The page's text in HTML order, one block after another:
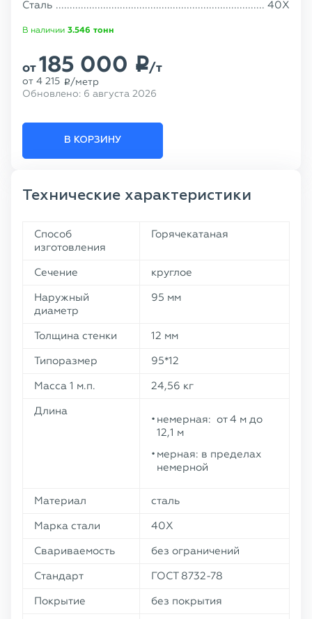
Сталь
40Х
В наличии 3.546 тонн
от185 000 p/т
от 4 215 p /метр
Обновлено: 6 августа 2026
В КОРЗИНУ
Технические характеристики
Способ
изготовления
Горячекатаная
Сечение
круглое
Наружный
диаметр
95 мм
Толщина стенки
12 мм
Типоразмер
95*12
Масса 1 м.п.
24,56 кг
Длина
немерная: от 4 м до
12,1 м
мерная: в пределах
немерной
Материал
сталь
Марка стали
40Х
Свариваемость
без ограничений
Стандарт
ГОСТ 8732-78
Покрытие
без покрытия